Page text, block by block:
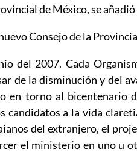
de México, se
Consejo de la
del 2007. Cada
de la disminución y del
en torno al bicentenario
candidatos a la vida
del extranjero, el
el ministerio en uno u